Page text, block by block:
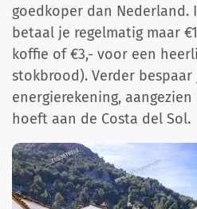
goedkoper dan Nederland.
betaal je regelmatig maar
koffie of €3,- voor een
stokbrood). Verder
energierekening,
hoeft aan de Costa del Sol.